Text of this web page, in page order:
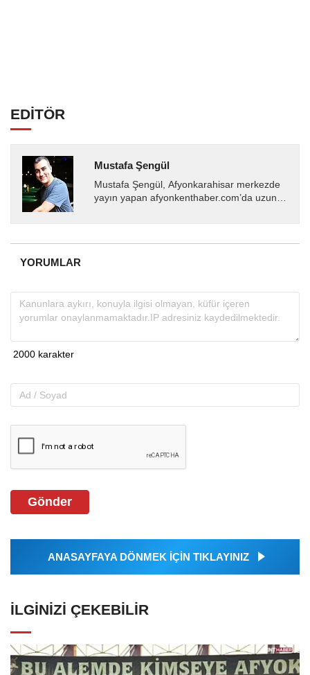
EDİTÖR
Mustafa Şengül
Mustafa Şengül, Afyonkarahisar merkezde
yayın yapan afyonkenthaber.com’da uzun
almakta, haber akışı...
YORUMLAR
Gönder
ANASAYFAYA DÖNMEK İÇİN TIKLAYINIZ
İLGINIZI ÇEKEBILIR